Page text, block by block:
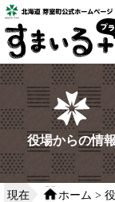
本
文
へ
移
動
る
役場からの情報
現在
ホーム >